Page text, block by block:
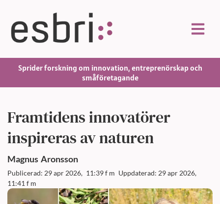
Sprider forskning om innovation, entreprenörskap och
småföretagande
Framtidens innovatörer
inspireras av naturen
Magnus Aronsson
Publicerad: 29 apr 2026, 11:39 f m Uppdaterad: 29 apr 2026,
11:41 f m